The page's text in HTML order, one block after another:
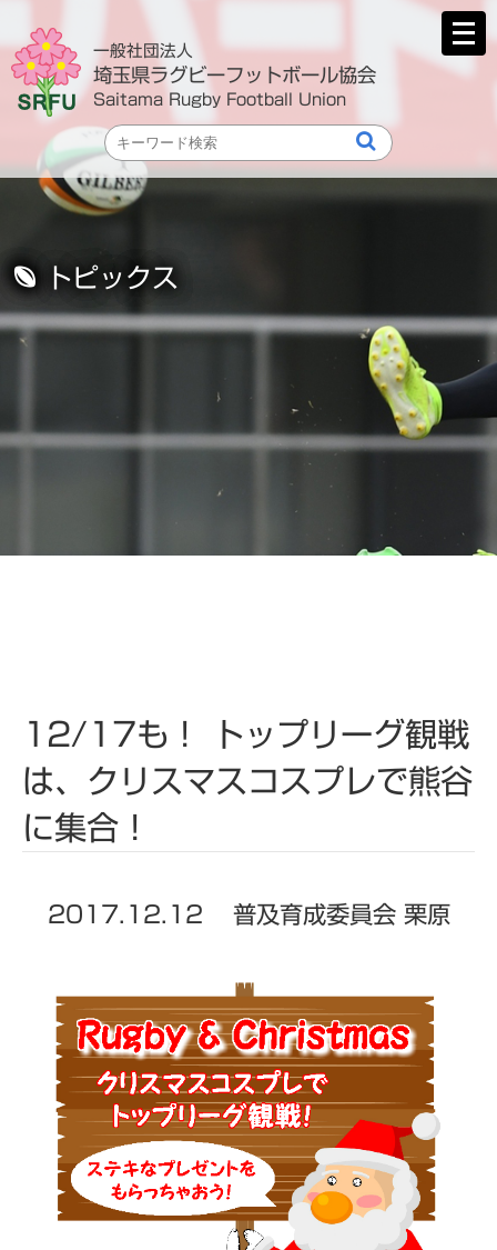
一般社団法人
埼玉県ラグビーフットボール協会
Saitama Rugby Football Union
メ
ニ
ュ
く
トピックス
12/17も！ トップリーグ観戦
は、クリスマスコスプレで熊谷
に集合！
2017.12.12 普及育成委員会 栗原